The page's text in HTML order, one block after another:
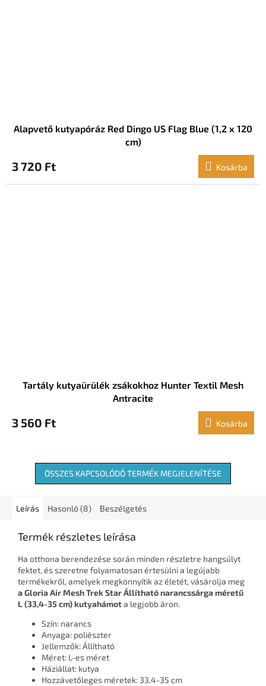
Alapvető kutyapóráz Red Dingo US Flag Blue (1,2 x 120
cm)
3 720 Ft Kosárba
Tartály kutyaürülék zsákokhoz Hunter Textil Mesh
Antracite
3 560 Ft Kosárba
ÖSSZES KAPCSOLÓDÓ TERMÉK MEGJELENÍTÉSE
Leírás Hasonló (8) Beszélgetés
Termék részletes leírása
Ha otthona berendezése során minden részletre hangsúlyt
fektet, és szeretne folyamatosan értesülni a legújabb
termékekről, amelyek megkönnyítik az életét, vásárolja meg
a Gloria Air Mesh Trek Star Állítható narancssárga méretű
L (33,4-35 cm) kutyahámota legjobb áron.
Szín: narancs
Anyaga: poliészter
Jellemzők: Állítható
Méret: L-es méret
Háziállat: kutya
Hozzávetőleges méretek: 33,4-35 cm